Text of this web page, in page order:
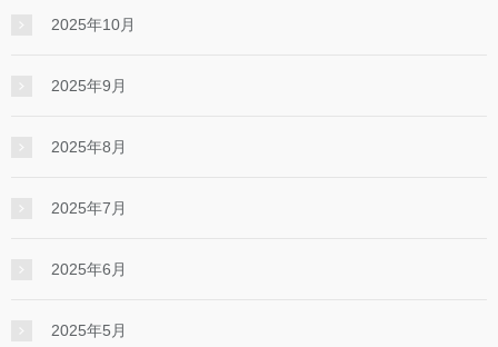
2025年10月
2025年9月
2025年8月
2025年7月
2025年6月
2025年5月